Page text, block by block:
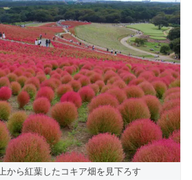
から紅葉したコキア畑を見下ろす